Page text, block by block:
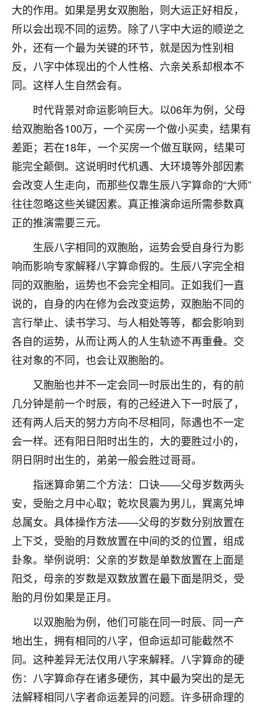
大的作用。如果是男女双胞胎，则大运正好相反，
所以会出现不同的运势。除了八字中大运的顺逆之
外，还有一个最为关键的环节，就是因为性别相
反，八字中体现出的个人性格、六亲关系却根本不
同。这样人生自然会有。
时代背景对命运影响巨大。以06年为例，父母
给双胞胎各100万，一个买房一个做小买卖，结果有
差距；若在18年，一个买房一个做互联网，结果可
能完全颠倒。这说明时代机遇、大环境等外部因素
会改变人生走向，而那些仅靠生辰八字算命的“大师”
往往忽略这些关键因素。真正推演命运所需参数真
正的推演需要三元。
生辰八字相同的双胞胎，运势会受自身行为影
响而影响专家解释八字算命假的。生辰八字完全相
同的双胞胎，运势也不会完全相同。正如我们一直
说的，自身的内在修为会改变运势，双胞胎不同的
言行举止、读书学习、与人相处等等，都会影响到
各自的运势，从而让两人的人生轨迹不再重叠。交
往对象的不同，也会让双胞胎的。
又胞胎也并不一定会同一时辰出生的，有的前
几分钟是前一个时辰，有的己经进入下一时辰了，
还有两人后天的努力方向不尽相同，际遇也不一定
会一样。还有阳日阳时出生的，大的要胜过小的，
阴日阴时出生的，弟弟一般会胜过哥哥。
指迷算命第二个方法：口诀——父母岁数两头
安，受胎之月中心取；乾坎艮震为男儿，巽离兑坤
总属女。具体操作方法——父母的岁数分别放置在
上下爻，受胎的月数放置在中间的爻的位置，组成
卦象。举例说明：父亲的岁数是单数放置在上面是
阳爻，母亲的岁数是双数放置在最下面是阴爻，受
胎的月份如果是正月。
以双胞胎为例，他们可能在同一时辰、同一产
地出生，拥有相同的八字，但命运却可能截然不
同。这种差异无法仅用八字来解释。八字算命的硬
伤：八字算命存在诸多硬伤，其中最为突出的是无
法解释相同八字者命运差异的问题。许多研命理的
3小时前 来自河北 16
付深
我是公司人事调整，有升迁机会，但同时竞争的我们
三个，找老师的时候是抱着侥幸心理，没想到老师看
着我晋升有望，我半信半疑的按照老师建议，做了化
太岁还有一个发钱粮，本来年前的人事调整，拖到年
后，我以为都没戏了，结果开年一上班，开会提拔升
职第一个就是我，职务无所谓，主要是底薪加了
3000，非常开心，无论如何，感恩感谢！🙏🏻
鹿森：恭喜升职加薪！！，请客吗？�
12小时前 来自北京 32
心心相印
我身体不太好，总是病病殃殃的，去检查又没什么大
问题，反正就是不舒服。中医西医看遍了，找不到问
题，后来无意中看到有人推荐慧来老师，跟老师聊过
之后，心情豁然开朗，也听老师建议，处理了一些因
果问题。今年以来，身体比以前好多，主要是心情好
了，老师说境随心转，现在深有体会了。
鹿森 ：是的，其实跟老师聊过之后，最大的感
触，首先就是心态会变好，万般皆是命，半点
不由人！
1天前 来自四川
金白水清
我也想找老师看看，有没有人给个联系方式的啊？
鹿森：慧来老师微信：gjsy0624
青春168
我也想要，我也想要！
2天前 来自山西 15
Jessica李
老师做不做超度法事？我想给我奶奶做超度，她今年
刚去世了。
七零老顽童：我母亲前年离世，刚开始我经常
做梦梦见她，后来也是朋友介绍，找到慧来老
师，安排了超度法事，做梦再也没有梦到过
了，一开始是半信半疑的，图个心安，给亡母
超度，现在看来，人不信也不行。
2天前 来自云南 11